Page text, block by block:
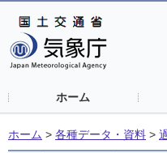
ホーム
ホーム > 各種データ・資料 >